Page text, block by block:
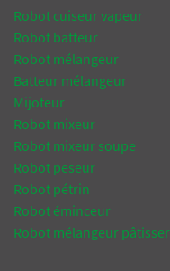
Robot cuiseur vapeur
Robot batteur
Robot mélangeur
Batteur mélangeur
Mijoteur
Robot mixeur
Robot mixeur soupe
Robot peseur
Robot pétrin
Robot éminceur
Robot mélangeur